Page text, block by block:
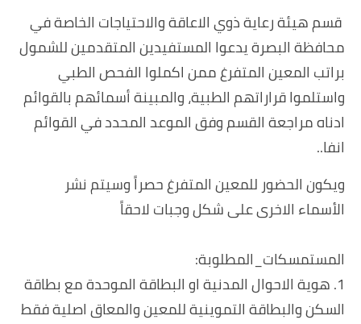
قسم هيئة رعاية ذوي الاعاقة والاحتياجات الخاصة في
محافظة البصرة يدعوا المستفيدين المتقدمين للشمول
براتب المعين المتفرغ ممن اكملوا الفحص الطبي
واستلموا قراراتهم الطبية، والمبينة أسمائهم بالقوائم
ادناه مراجعة القسم وفق الموعد المحدد في القوائم
انفا..
ويكون الحضور للمعين المتفرغ حصراً وسيتم نشر
الأسماء الاخرى على شكل وجبات لاحقاً
المستمسكات_المطلوبة:
1. هوية الاحوال المدنية او البطاقة الموحدة مع بطاقة
السكن والبطاقة التموينية للمعين والمعاق اصلية فقط